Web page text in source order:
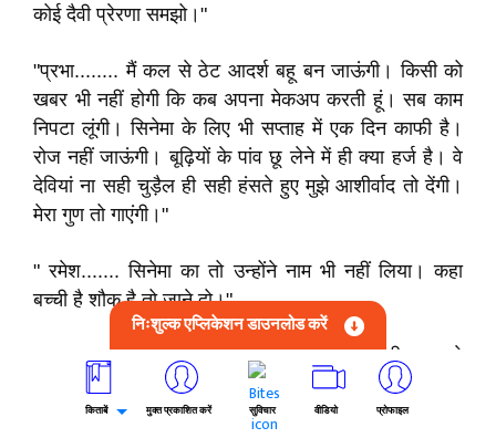
कोई दैवी प्रेरणा समझो।"
"प्रभा........ मैं कल से ठेट आदर्श बहू बन जाऊंगी। किसी को
खबर भी नहीं होगी कि कब अपना मेकअप करती हूं। सब काम
निपटा लूंगी। सिनेमा के लिए भी सप्ताह में एक दिन काफी है।
रोज नहीं जाऊंगी। बूढ़ियों के पांव छू लेने में ही क्या हर्ज है। वे
देवियां ना सही चुड़ैल ही सही हंसते हुए मुझे आशीर्वाद तो देंगी।
मेरा गुण तो गाएंगी।"
" रमेश....... सिनेमा का तो उन्होंने नाम भी नहीं लिया। कहा
बच्ची है शौक है तो जाने दो।"
"प्रभा........ तुमको जो इसका शौक है, अब तुम्हें भी ना जाने
दूंगी, पैसे बचाऊंगी।"
निःशुल्क एप्लिकेशन डाउनलोड करें
किताबें मुक्त प्रकाशित करें सुविचार वीडियो प्रोफाइल